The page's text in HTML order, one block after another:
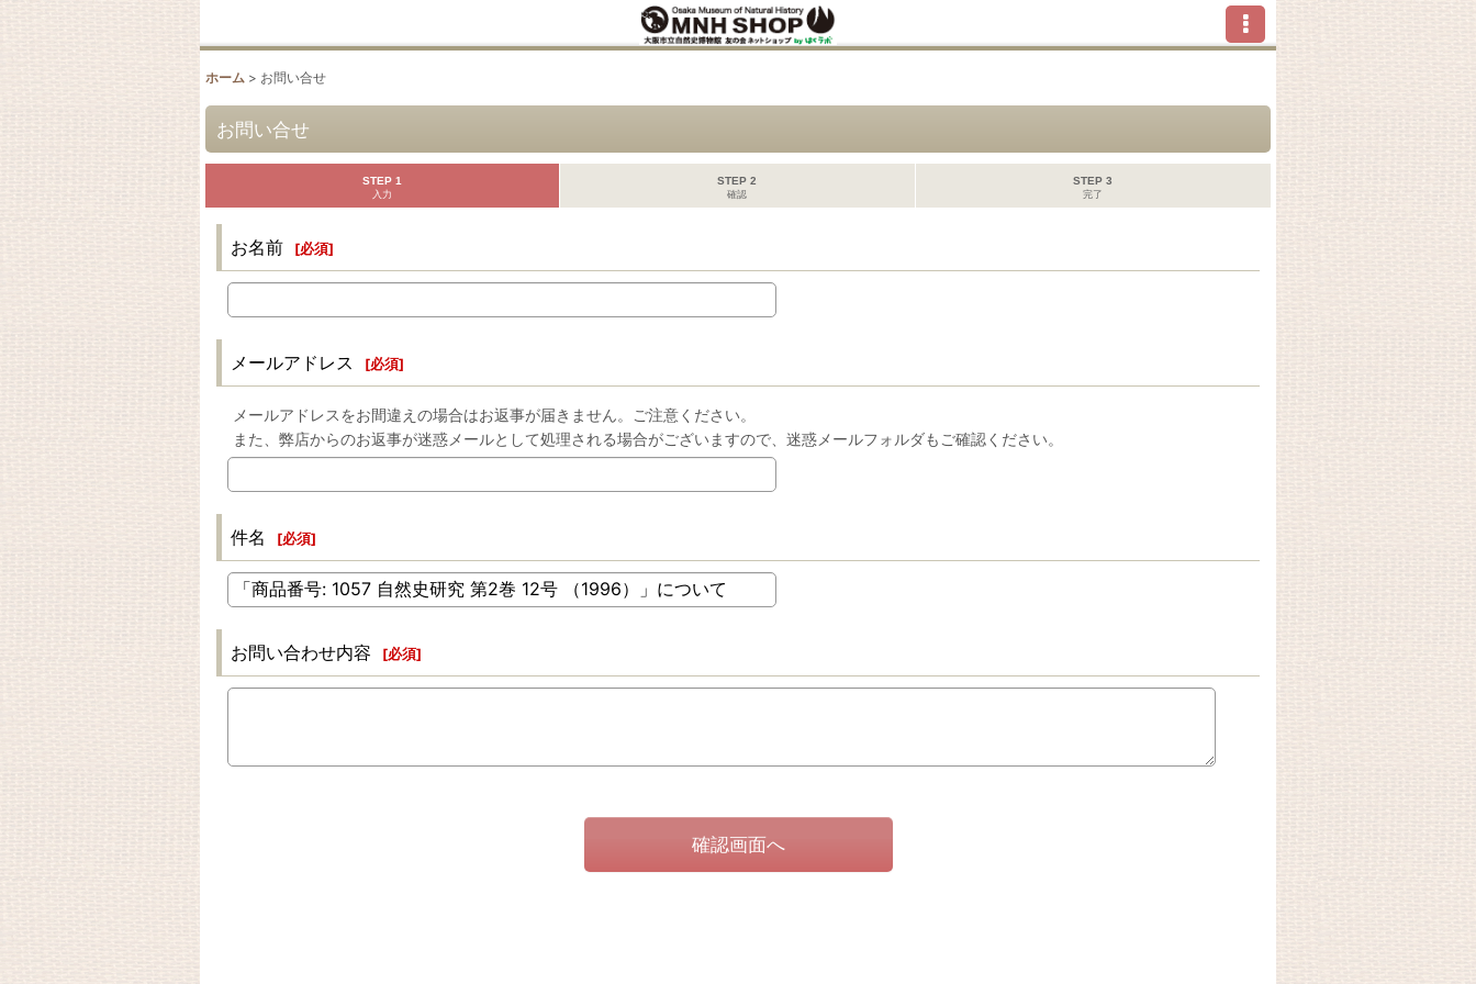
ホーム > お問い合せ
お問い合せ
STEP 1
入力
STEP 2
確認
STEP 3
完了
お名前 [必須]
メールアドレス [必須]
メールアドレスをお間違えの場合はお返事が届きません。ご注意ください。
また、弊店からのお返事が迷惑メールとして処理される場合がございますので、迷惑メールフォルダもご確認ください。
件名 [必須]
お問い合わせ内容 [必須]
確認画面へ